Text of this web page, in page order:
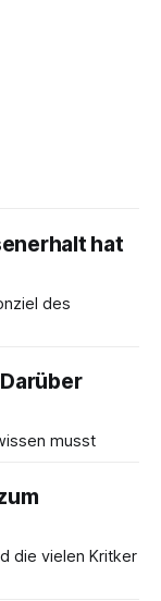
hat
des
musst
die vielen Kritker